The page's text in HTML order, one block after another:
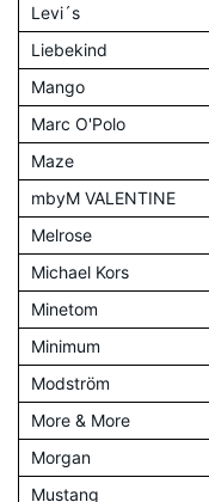
Levi´s
Liebekind
Mango
Marc O'Polo
Maze
mbyM VALENTINE
Melrose
Michael Kors
Minetom
Minimum
Modström
More & More
Morgan
Mustang